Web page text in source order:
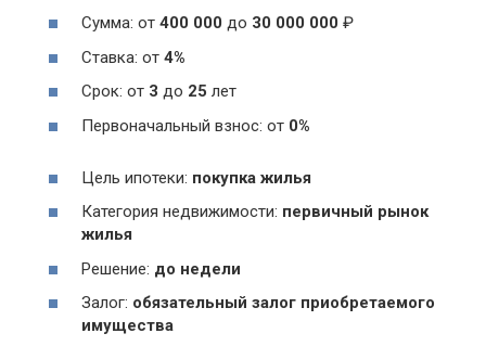
Сумма: от 400 000 до 30 000 000 ₽
Ставка: от 4%
Срок: от 3 до 25 лет
Первоначальный взнос: от 0%
Цель ипотеки: покупка жилья
Категория недвижимости: первичный рынок
жилья
Решение: до недели
Залог: обязательный залог приобретаемого
имущества